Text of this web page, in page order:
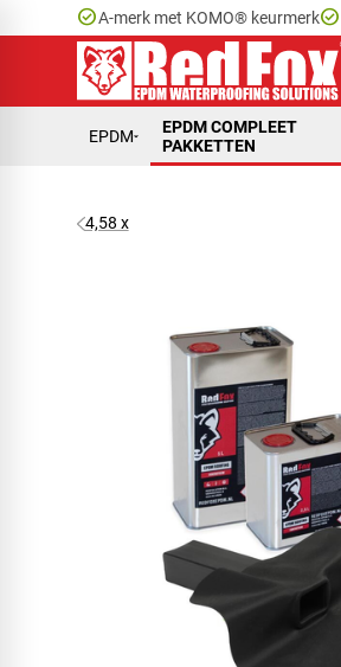
check_circleA-merk met KOMO® keurmerkcheck_circle
EPDM
EPDM COMPLEET
PAKKETTEN
4,58 x